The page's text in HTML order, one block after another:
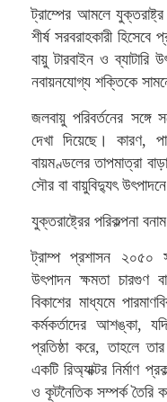
ট্রাম্পের আমলে
শীর্ষ সরবরাহকারী
বায়ু টারবাইন ও ব্যাটারি
নবায়নযোগ্য শক্তিকে
জলবায়ু পরিবর্তনের সঙ্গে
দেখা দিয়েছে। কারণ,
বায়মণ্ডলের তাপমাত্রা
সৌর বা বায়ুবিদ্যুৎ
যুক্তরাষ্ট্রের পরিকল্পনা
ট্রাম্প প্রশাসন ২০৫০
উৎপাদন ক্ষমতা চারগুণ
বিকাশের মাধ্যমে
কর্মকর্তাদের আশঙ্কা,
প্রতিষ্ঠা করে, তাহলে
একটি রিঅ্যাক্টর নির্মাণ
ও কূটনৈতিক সম্পর্ক তৈরি